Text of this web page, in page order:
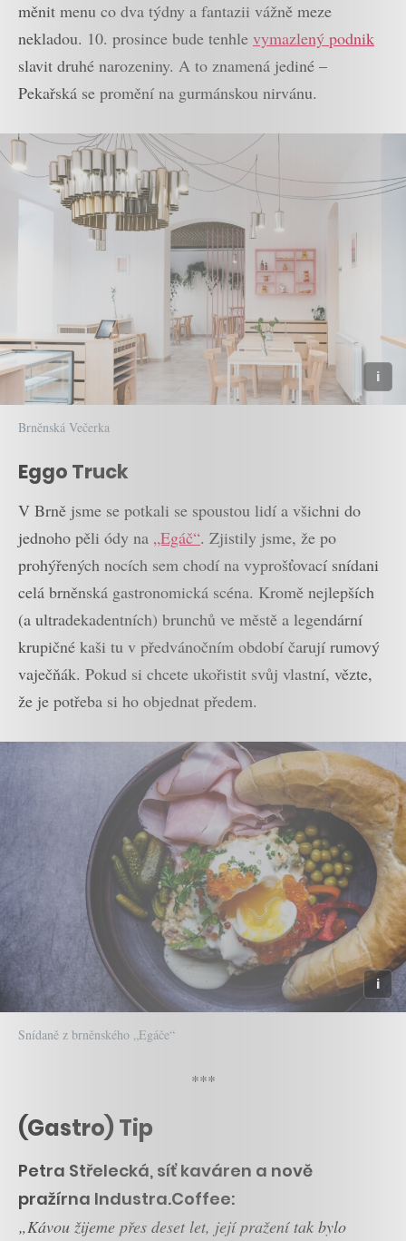
měnit menu co dva týdny a fantazii vážně meze
nekladou. 10. prosince bude tenhle vymazlený podnik
slavit druhé narozeniny. A to znamená jediné –
Pekařská se promění na gurmánskou nirvánu.
Brněnská Večerka
Eggo Truck
V Brně jsme se potkali se spoustou lidí a všichni do
jednoho pěli ódy na „Egáč“. Zjistily jsme, že po
prohýřených nocích sem chodí na vyprošťovací snídani
celá brněnská gastronomická scéna. Kromě nejlepších
(a ultradekadentních) brunchů ve městě a legendární
krupičné kaši tu v předvánočním období čarují rumový
vaječňák. Pokud si chcete ukořistit svůj vlastní, vězte,
že je potřeba si ho objednat předem.
Snídaně z brněnského „Egáče“
***
(Gastro) Tip
Petra Střelecká, síť kaváren a nově
pražírna Industra.Coffee:
„Kávou žijeme přes deset let, její pražení tak bylo